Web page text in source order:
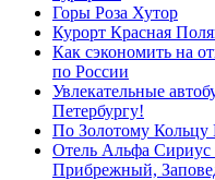
Горы Роза Хутор
Курорт Красная
Как сэкономить на
по России
Увлекательные
Петербургу!
По Золотому Кольцу
Отель Альфа Сириус
Прибрежный,